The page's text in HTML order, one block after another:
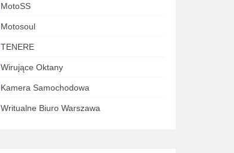
MotoSS
Motosoul
TENERE
Wirujące Oktany
Kamera Samochodowa
Writualne Biuro Warszawa